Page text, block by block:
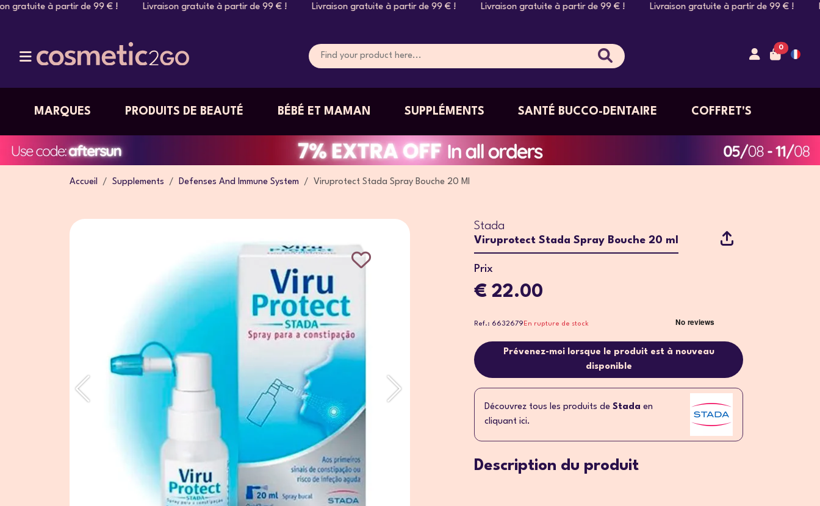
gratuite à partir de 99 € ! Livraison gratuite à partir de 99 € ! Livraison gratuite à partir de 99 € ! Livraison gratuite à partir de 99 € ! Livraison gratuite à partir de 99 €
0
MARQUES PRODUITS DE BEAUTÉ BÉBÉ ET MAMAN SUPPLÉMENTS SANTÉ BUCCO-DENTAIRE COFFRET'S
Accueil Supplements Defenses And Immune System Viruprotect Stada Spray Bouche 20 Ml
Stada
Viruprotect Stada Spray Bouche 20 ml
Prix
€ 22.00
Ref.: 6632679En rupture de stock
Prévenez-moi lorsque le produit est à nouveau
disponible
Découvrez tous les produits de Stada en
cliquant ici.
Description du produit